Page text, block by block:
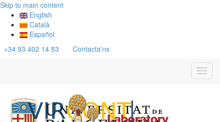
Skip to main content
English
Català
Español
+34 93 402 14 83
Contacta'ns